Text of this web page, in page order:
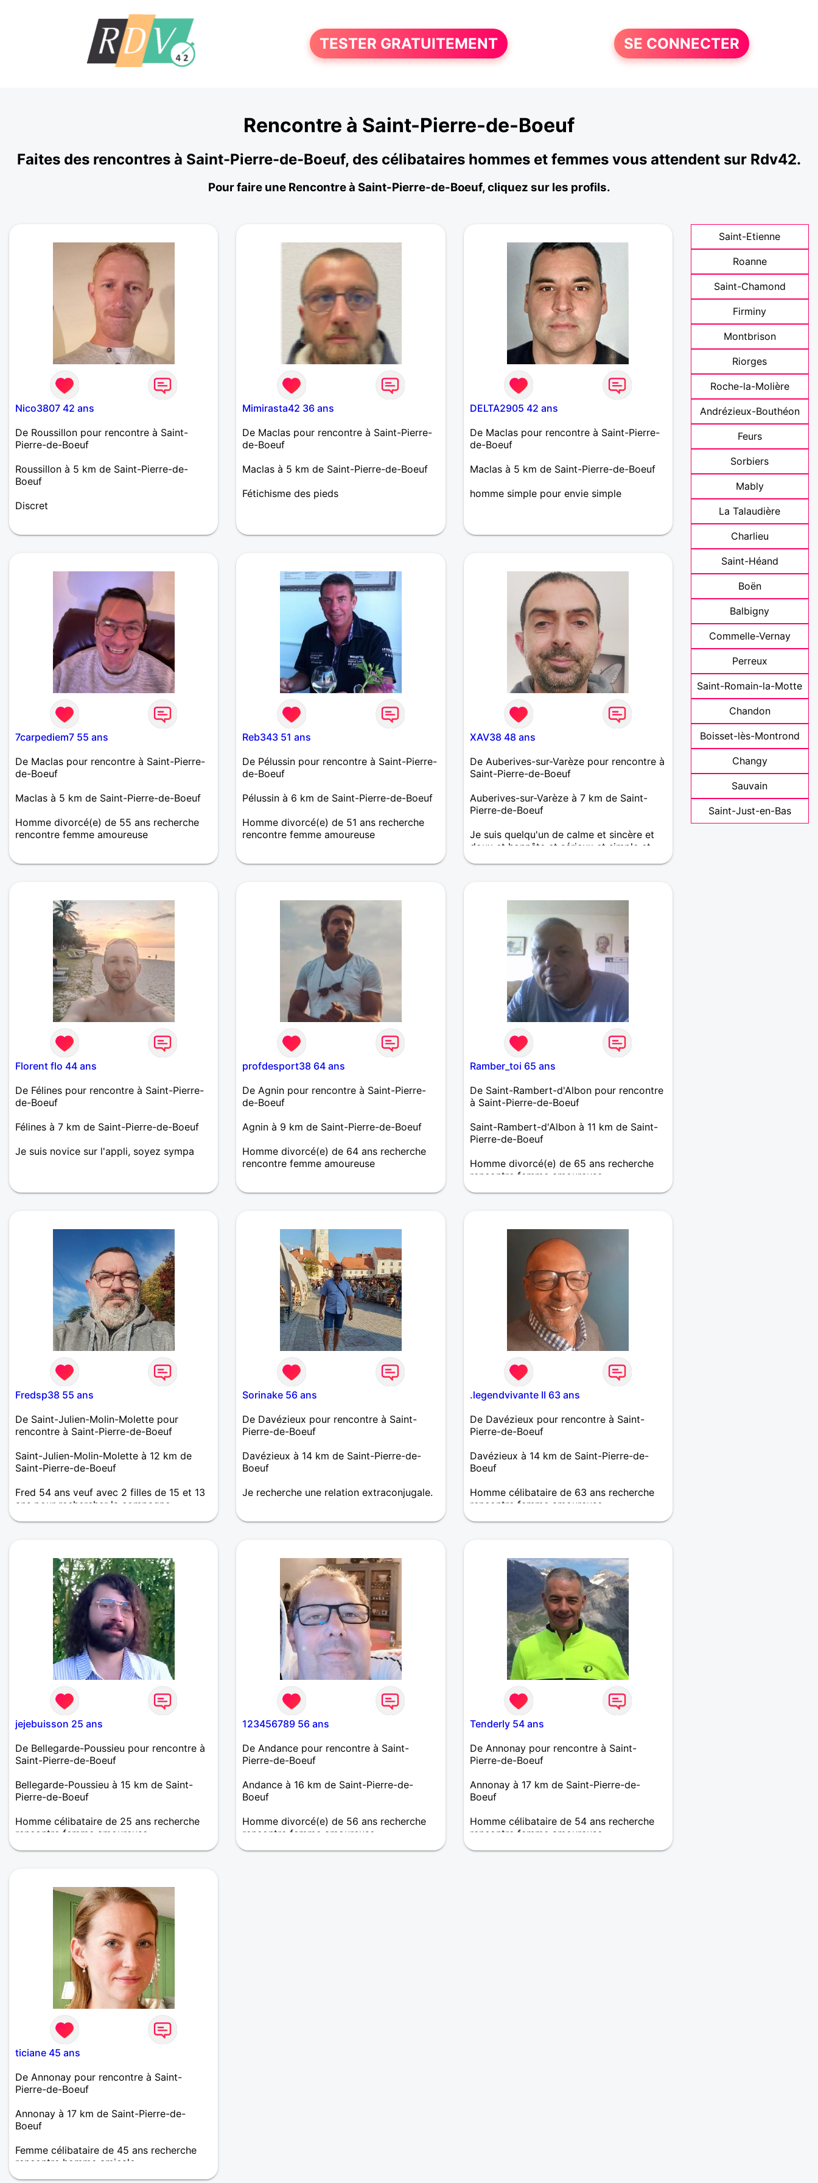
TESTER GRATUITEMENT SE CONNECTER
Rencontre à Saint-Pierre-de-Boeuf
Faites des rencontres à Saint-Pierre-de-Boeuf, des célibataires hommes et femmes vous attendent sur Rdv42.
Pour faire une Rencontre à Saint-Pierre-de-Boeuf, cliquez sur les profils.
Nico3807 42 ans
De Roussillon pour rencontre à Saint-
Pierre-de-Boeuf
Roussillon à 5 km de Saint-Pierre-de-
Boeuf
Discret
Mimirasta42 36 ans
De Maclas pour rencontre à Saint-Pierre-
de-Boeuf
Maclas à 5 km de Saint-Pierre-de-Boeuf
Fétichisme des pieds
DELTA2905 42 ans
De Maclas pour rencontre à Saint-Pierre-
de-Boeuf
Maclas à 5 km de Saint-Pierre-de-Boeuf
homme simple pour envie simple
7carpediem7 55 ans
De Maclas pour rencontre à Saint-Pierre-
de-Boeuf
Maclas à 5 km de Saint-Pierre-de-Boeuf
Homme divorcé(e) de 55 ans recherche
rencontre femme amoureuse
sportif ,soucieux de son bien être et par
suis divorcé. Je fonctionne beaucoup au
feeling et je suis particulièrement attentif
et sensible au langage corporel (sourire,
jeux de regards etc ..)😉 PS : Je suis plus
à l’aise dans le réel plutôt que dans le
Reb343 51 ans
De Pélussin pour rencontre à Saint-Pierre-
de-Boeuf
Pélussin à 6 km de Saint-Pierre-de-Boeuf
Homme divorcé(e) de 51 ans recherche
rencontre femme amoureuse
avec qui je peux être moi à 100%, sans
de vrai. Il me semble que c’est plus rare.
J’ai une bonne vie, des gens qui comptent,
et juste envie de la partager avec
quelqu’un qui a les mêmes envies.
XAV38 48 ans
De Auberives-sur-Varèze pour rencontre à
Saint-Pierre-de-Boeuf
Auberives-sur-Varèze à 7 km de Saint-
Pierre-de-Boeuf
Je suis quelqu'un de calme et sincère et
doux et honnête et sérieux et simple et
Florent flo 44 ans
De Félines pour rencontre à Saint-Pierre-
de-Boeuf
Félines à 7 km de Saint-Pierre-de-Boeuf
Je suis novice sur l'appli, soyez sympa
profdesport38 64 ans
De Agnin pour rencontre à Saint-Pierre-
de-Boeuf
Agnin à 9 km de Saint-Pierre-de-Boeuf
Homme divorcé(e) de 64 ans recherche
rencontre femme amoureuse
pour me faire des amis, et trouver l'amour
Ramber_toi 65 ans
De Saint-Rambert-d'Albon pour rencontre
à Saint-Pierre-de-Boeuf
Saint-Rambert-d'Albon à 11 km de Saint-
Pierre-de-Boeuf
Homme divorcé(e) de 65 ans recherche
rencontre femme amoureuse
Sur ce site pour échanger .....rompre la
Fredsp38 55 ans
De Saint-Julien-Molin-Molette pour
rencontre à Saint-Pierre-de-Boeuf
Saint-Julien-Molin-Molette à 12 km de
Saint-Pierre-de-Boeuf
Fred 54 ans veuf avec 2 filles de 15 et 13
ans pour rechercher la compagne
rencontrer pour se découvrir se dévoiler
se désirer main dans la main l'un pour
Sorinake 56 ans
De Davézieux pour rencontre à Saint-
Pierre-de-Boeuf
Davézieux à 14 km de Saint-Pierre-de-
Boeuf
Je recherche une relation extraconjugale.
.legendvivante II 63 ans
De Davézieux pour rencontre à Saint-
Pierre-de-Boeuf
Davézieux à 14 km de Saint-Pierre-de-
Boeuf
Homme célibataire de 63 ans recherche
rencontre femme amoureuse
Madame, bonjour! Un sourire,une photo,un
couleur ((soyons.réaliste), puisse
correspondre à votre profil....Ravi de faire
votre connaissance! Bien à vous!
jejebuisson 25 ans
De Bellegarde-Poussieu pour rencontre à
Saint-Pierre-de-Boeuf
Bellegarde-Poussieu à 15 km de Saint-
Pierre-de-Boeuf
Homme célibataire de 25 ans recherche
rencontre femme amoureuse
Bon vivant
123456789 56 ans
De Andance pour rencontre à Saint-
Pierre-de-Boeuf
Andance à 16 km de Saint-Pierre-de-
Boeuf
Homme divorcé(e) de 56 ans recherche
rencontre femme amoureuse
bonjour .ici pour rencontrer une belle
Tenderly 54 ans
De Annonay pour rencontre à Saint-
Pierre-de-Boeuf
Annonay à 17 km de Saint-Pierre-de-
Boeuf
Homme célibataire de 54 ans recherche
rencontre femme amoureuse
La beauté physique non iscriverti, se fane
ticiane 45 ans
De Annonay pour rencontre à Saint-
Pierre-de-Boeuf
Annonay à 17 km de Saint-Pierre-de-
Boeuf
Femme célibataire de 45 ans recherche
rencontre homme amicale
Saint-Etienne
Roanne
Saint-Chamond
Firminy
Montbrison
Riorges
Roche-la-Molière
Andrézieux-Bouthéon
Feurs
Sorbiers
Mably
La Talaudière
Charlieu
Saint-Héand
Boën
Balbigny
Commelle-Vernay
Perreux
Saint-Romain-la-Motte
Chandon
Boisset-lès-Montrond
Changy
Sauvain
Saint-Just-en-Bas